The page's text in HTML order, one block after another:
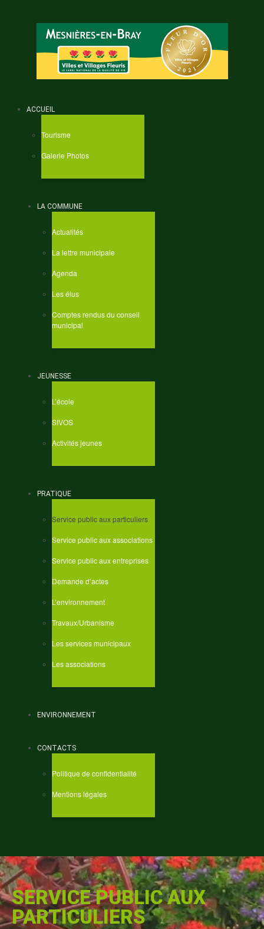
ACCUEIL
Tourisme
Galerie Photos
LA COMMUNE
Actualités
La lettre municipale
Agenda
Les élus
Comptes rendus du conseil
municipal
JEUNESSE
L’école
SIVOS
Activités jeunes
PRATIQUE
Service public aux particuliers
Service public aux associations
Service public aux entreprises
Demande d’actes
L’environnement
Travaux/Urbanisme
Les services municipaux
Les associations
ENVIRONNEMENT
CONTACTS
Politique de confidentialité
Mentions légales
SERVICE PUBLIC AUX
PARTICULIERS